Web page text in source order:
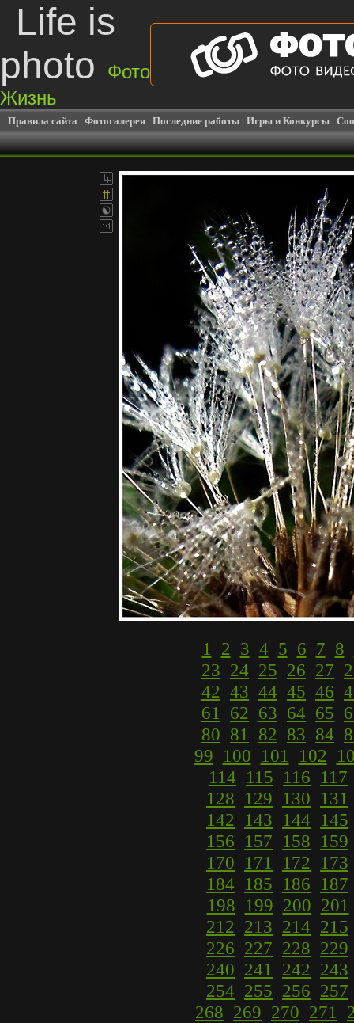
Life is
photo
Фото
Жизнь
Правила сайта | Фотогалерея | Последние работы | Игры и Конкурсы |
1 2 3 4 5 6 7 8
23 24 25 26 27
42 43 44 45 46
61
62 63 64 65
80 81 82 83 84
99 100 101 102
114 115 116 117
128 129 130 131
142
143 144 145
156 157 158 159
170 171 172
173
184 185 186 187
198 199 200 201
212 213 214 215
226 227 228 229
240 241 242 243
254 255 256 257
268 269 270 271